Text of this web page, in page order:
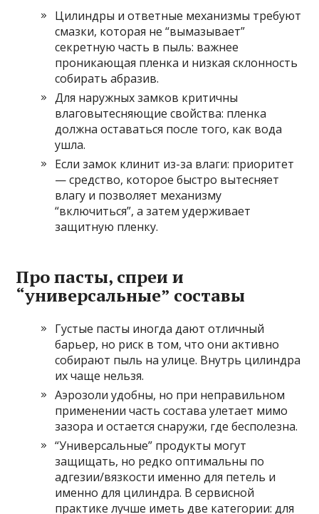
Цилиндры и ответные механизмы требуют
смазки, которая не “вымазывает”
секретную часть в пыль: важнее
проникающая пленка и низкая склонность
собирать абразив.
Для наружных замков критичны
влаговытесняющие свойства: пленка
должна оставаться после того, как вода
ушла.
Если замок клинит из-за влаги: приоритет
— средство, которое быстро вытесняет
влагу и позволяет механизму
“включиться”, а затем удерживает
защитную пленку.
Про пасты, спреи и
“универсальные” составы
Густые пасты иногда дают отличный
барьер, но риск в том, что они активно
собирают пыль на улице. Внутрь цилиндра
их чаще нельзя.
Аэрозоли удобны, но при неправильном
применении часть состава улетает мимо
зазора и остается снаружи, где бесполезна.
“Универсальные” продукты могут
защищать, но редко оптимальны по
адгезии/вязкости именно для петель и
именно для цилиндра. В сервисной
практике лучше иметь две категории: для